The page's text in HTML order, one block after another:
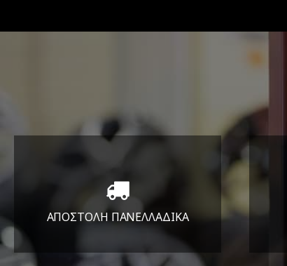
ΑΠΟΣΤΟΛΗ ΠΑΝΕΛΛΑΔΙΚA